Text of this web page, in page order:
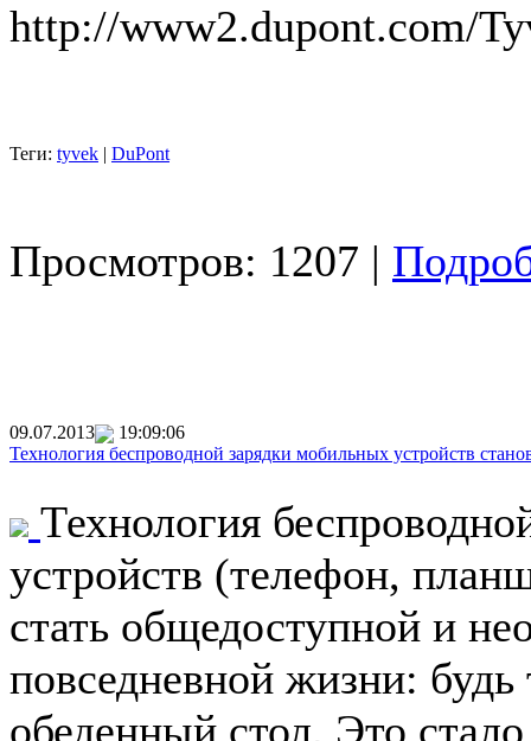
http://www2.dupont.com/
Теги: tyvek | DuPont
Просмотров: 1207 |
09.07.2013
19:09:06
Технология беспроводной зарядки мобильных устройств
Технология
устройств (телефон,
стать общедоступной и
повседневной жизни:
обеденный стол. Это